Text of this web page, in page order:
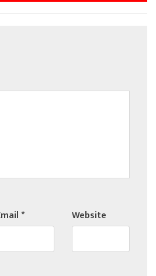
* Website